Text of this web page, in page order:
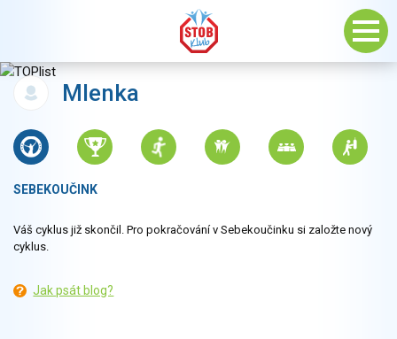
Mlenka
SEBEKOUČINK
Váš cyklus již skončil. Pro pokračování v Sebekoučinku si založte nový
cyklus.
Jak psát blog?